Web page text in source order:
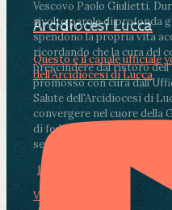
Vescovo Paolo Giulietti.
rivolto parole di profonda
spendono la propria vita
ricordando che la cura del
prescindere dal ristoro
promosso con cura
Salute dell'Arcidiocesi di
convergere nel cuore della
di fedeli, operatori
segnate dalla malattia.
Photo
View on Facebook
Arcidiocesi Lucca
Questo è il canale ufficiale
dell'Arcidiocesi di Lucca